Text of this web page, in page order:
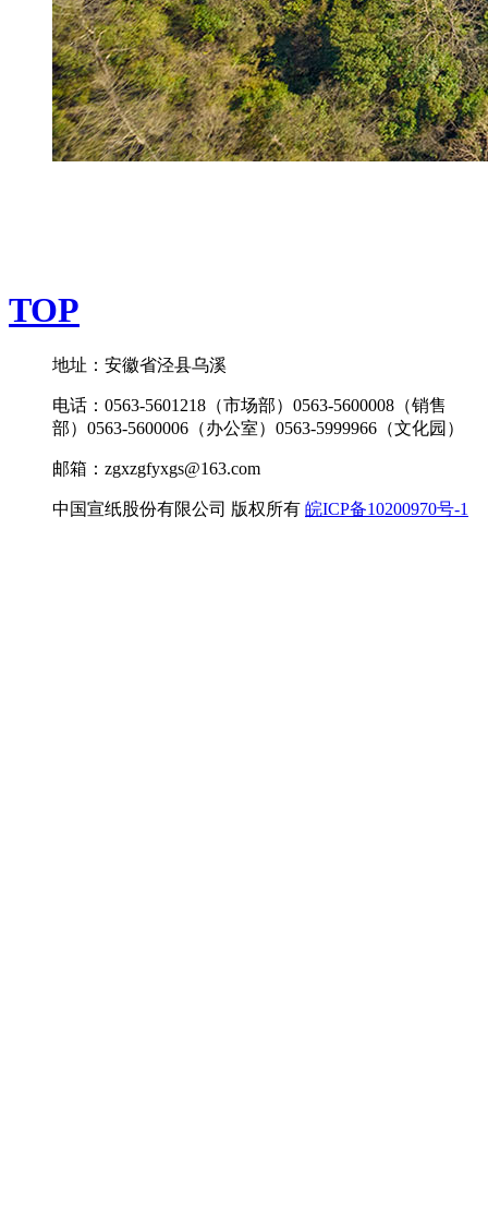
TOP
地址：安徽省泾县乌溪
电话：0563-5601218（市场部）0563-5600008（销售
部）0563-5600006（办公室）0563-5999966（文化园）
邮箱：zgxzgfyxgs@163.com
中国宣纸股份有限公司 版权所有 皖ICP备10200970号-1